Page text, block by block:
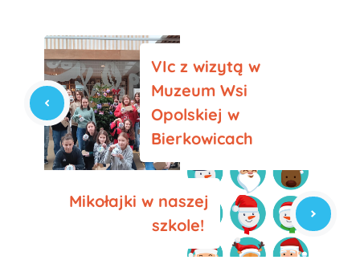
VIc z wizytą w
Muzeum Wsi
Opolskiej w
Bierkowicach
Mikołajki w naszej
szkole!